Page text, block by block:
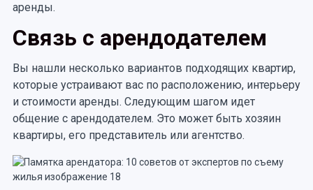
аренды.
Связь с арендодателем
Вы нашли несколько вариантов подходящих квартир,
которые устраивают вас по расположению, интерьеру
и стоимости аренды. Следующим шагом идет
общение с арендодателем. Это может быть хозяин
квартиры, его представитель или агентство.